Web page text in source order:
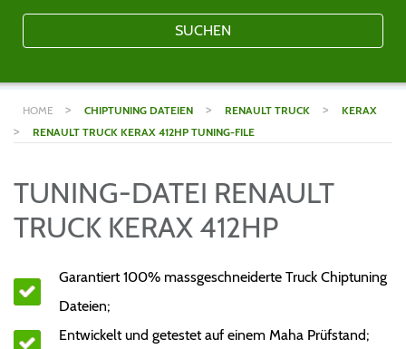
SUCHEN
HOME > CHIPTUNING DATEIEN > RENAULT TRUCK > KERAX
> RENAULT TRUCK KERAX 412HP TUNING-FILE
TUNING-DATEI RENAULT
TRUCK KERAX 412HP
Garantiert 100% massgeschneiderte Truck Chiptuning
Dateien;
Entwickelt und getestet auf einem Maha Prüfstand;